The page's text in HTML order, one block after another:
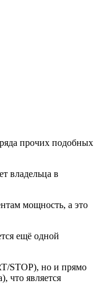
прочих подобных
владельца в
мощность, а это
ещё одной
STOP), но и прямо
что является